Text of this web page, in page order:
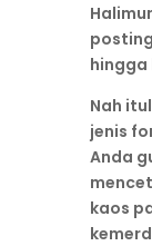
hingga
Nah
jenis
Anda
kaos